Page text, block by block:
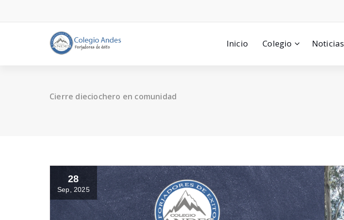
Inicio Colegio Noticias
Cierre dieciochero en comunidad
28
Sep, 2025